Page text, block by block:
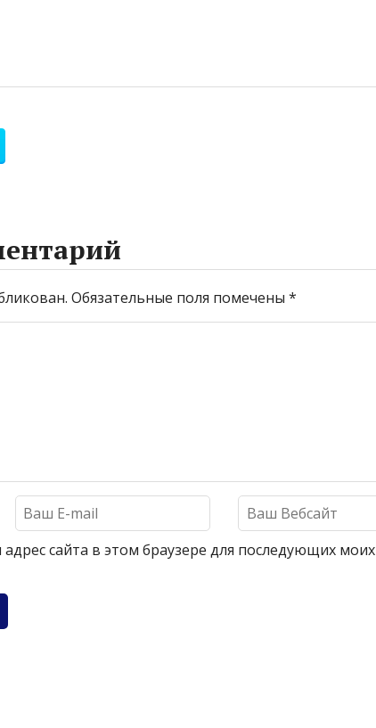
Обязательные поля помечены *
сайта в этом браузере для последующих моих